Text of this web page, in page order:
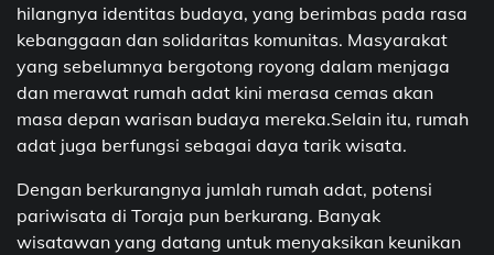
hilangnya identitas budaya, yang berimbas pada rasa
kebanggaan dan solidaritas komunitas. Masyarakat
yang sebelumnya bergotong royong dalam menjaga
dan merawat rumah adat kini merasa cemas akan
masa depan warisan budaya mereka.Selain itu, rumah
adat juga berfungsi sebagai daya tarik wisata.
Dengan berkurangnya jumlah rumah adat, potensi
pariwisata di Toraja pun berkurang. Banyak
wisatawan yang datang untuk menyaksikan keunikan